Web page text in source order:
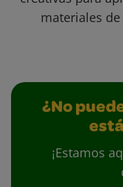
materiales
¿No
¡Estamos